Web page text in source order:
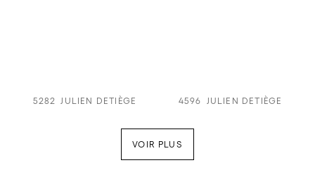
5282 JULIEN DETIÈGE 4596 JULIEN DETIÈGE
VOIR PLUS